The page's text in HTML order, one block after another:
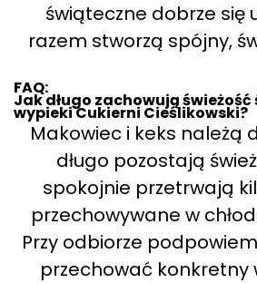
świąteczne dobrze się
razem stworzą spójny,
FAQ:
Jak długo zachowują
wypieki Cukierni Cieślikowski?
Makowiec i keks należą
długo pozostają
spokojnie przetrwają
przechowywane w
Przy odbiorze
przechować konkretny